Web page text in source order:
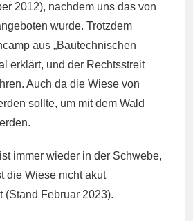
2012), nachdem uns das von
wurde. Trotzdem
aus „Bautechnischen
erklärt, und der Rechtsstreit
Auch da die Wiese von
sollte, um mit dem Wald
immer wieder in der Schwebe,
die Wiese nicht akut
(Stand Februar 2023).